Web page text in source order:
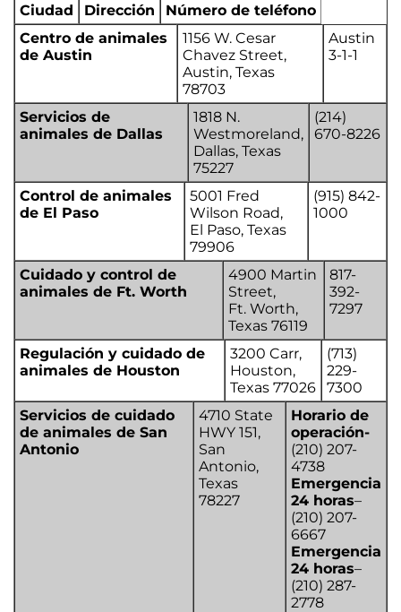
Ciudad Dirección
Número de teléfono
Centro de animales
de Austin
1156 W. Cesar
Chavez Street,
Austin, Texas
78703
Austin
3-1-1
Servicios de
animales de Dallas
1818 N.
Westmoreland,
Dallas, Texas
75227
(214)
670-8226
Control de animales
de El Paso
5001 Fred
Wilson Road,
El Paso, Texas
79906
(915) 842-
1000
Cuidado y control de
animales de Ft. Worth
4900 Martin
Street,
Ft. Worth,
Texas 76119
817-
392-
7297
Regulación y cuidado de
animales de Houston
3200 Carr,
Houston,
Texas 77026
(713)
229-
7300
Servicios de cuidado
de animales de San
Antonio
4710 State
HWY 151,
San
Antonio,
Texas
78227
Horario de
operación-
(210) 207-
4738
Emergencia
24 horas–
(210) 207-
6667
Emergencia
24 horas–
(210) 287-
2778